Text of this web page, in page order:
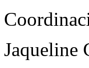
Jaqueline